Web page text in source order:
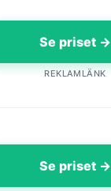
Se priset →
REKLAMLÄNK
Se priset →